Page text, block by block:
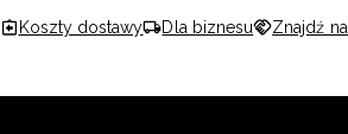
Koszty dostawy Dla biznesu Znajdź